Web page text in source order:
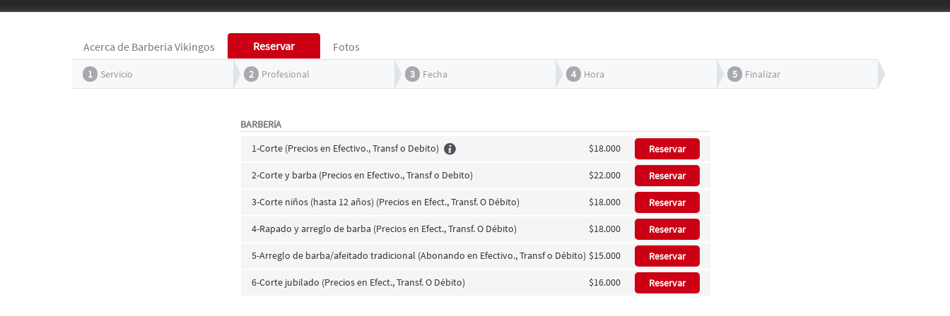
Acerca de Barbería Vikingos Reservar Fotos
1 Servicio 2 Profesional 3 Fecha 4 Hora 5 Finalizar
BARBERíA
1-Corte (Precios en Efectivo., Transf o Debito)
$18.000 Reservar
2-Corte y barba (Precios en Efectivo., Transf o Debito) $22.000 Reservar
3-Corte niños (hasta 12 años) (Precios en Efect., Transf. O Débito) $18.000 Reservar
4-Rapado y arreglo de barba (Precios en Efect., Transf. O Débito) $18.000 Reservar
5-Arreglo de barba/afeitado tradicional (Abonando en Efectivo., Transf o Débito) $15.000 Reservar
6-Corte jubilado (Precios en Efect., Transf. O Débito) $16.000 Reservar